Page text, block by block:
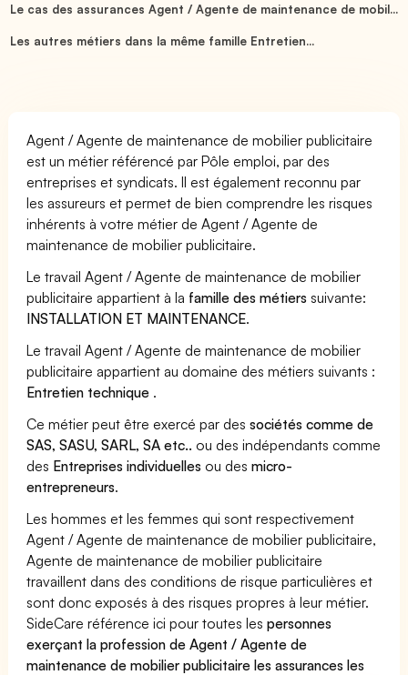
Le cas des assurances Agent / Agente de maintenance de mobil...
Les autres métiers dans la même famille Entretien...
Agent / Agente de maintenance de mobilier publicitaire
est un métier référencé par Pôle emploi, par des
entreprises et syndicats. Il est également reconnu par
les assureurs et permet de bien comprendre les risques
inhérents à votre métier de Agent / Agente de
maintenance de mobilier publicitaire.
Le travail Agent / Agente de maintenance de mobilier
publicitaire appartient à la famille des métiers suivante:
INSTALLATION ET MAINTENANCE.
Le travail Agent / Agente de maintenance de mobilier
publicitaire appartient au domaine des métiers suivants :
Entretien technique .
Ce métier peut être exercé par dessociétés comme de
SAS, SASU, SARL, SA etc.. ou des indépendants comme
des Entreprises individuelles ou desmicro-
entrepreneurs.
Les hommes et les femmes qui sont respectivement
Agent / Agente de maintenance de mobilier publicitaire,
Agente de maintenance de mobilier publicitaire
travaillent dans des conditions de risque particulières et
sont donc exposés à des risques propres à leur métier.
SideCare référence ici pour toutes lespersonnes
exerçant la profession de Agent / Agente de
maintenance de mobilier publicitaire les assurances les